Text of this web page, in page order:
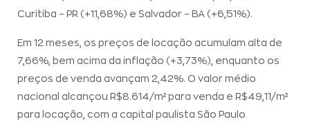
Curitiba – PR (+11,68%) e Salvador – BA (+6,51%).
Em 12 meses, os preços de locação acumulam alta de
7,66%, bem acima da inflação (+3,73%), enquanto os
preços de venda avançam 2,42%. O valor médio
nacional alcançou R$8.614/m² para venda e R$49,11/m²
para locação, com a capital paulista São Paulo